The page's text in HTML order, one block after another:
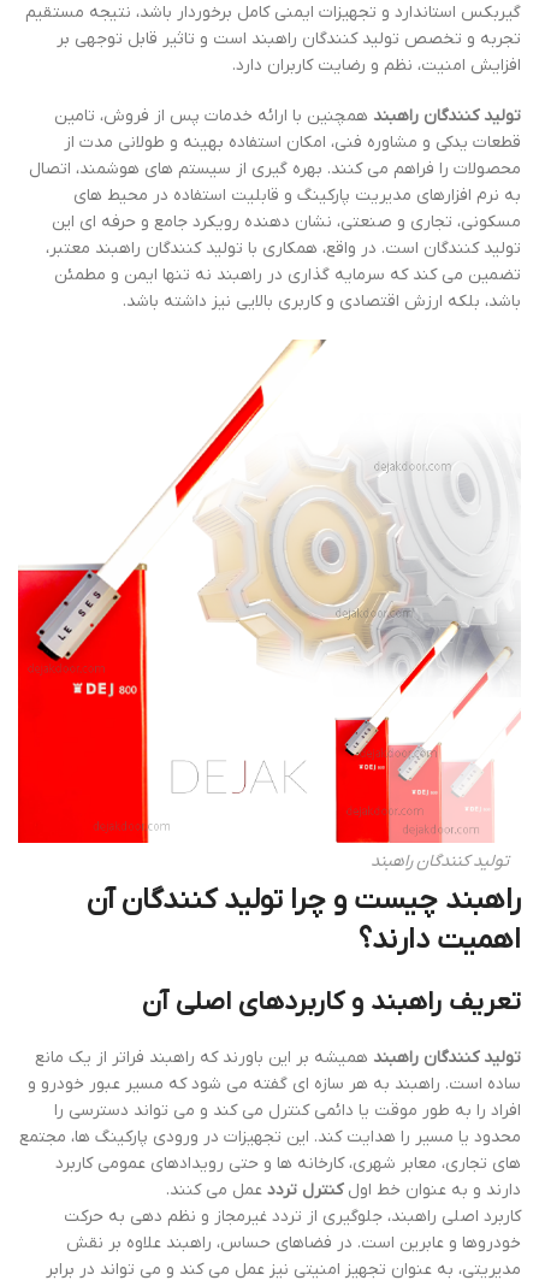
گیربکس استاندارد و تجهیزات ایمنی کامل برخوردار باشد، نتیجه مستقیم
تجربه و تخصص تولید کنندگان راهبند است و تاثیر قابل توجهی بر
افزایش امنیت، نظم و رضایت کاربران دارد.
تولید کنندگان راهبند همچنین با ارائه خدمات پس از فروش، تامین
قطعات یدکی و مشاوره فنی، امکان استفاده بهینه و طولانی مدت از
محصولات را فراهم می کنند. بهره گیری از سیستم های هوشمند، اتصال
به نرم افزارهای مدیریت پارکینگ و قابلیت استفاده در محیط های
مسکونی، تجاری و صنعتی، نشان دهنده رویکرد جامع و حرفه ای این
تولید کنندگان است. در واقع، همکاری با تولید کنندگان راهبند معتبر،
تضمین می کند که سرمایه گذاری در راهبند نه تنها ایمن و مطمئن
باشد، بلکه ارزش اقتصادی و کاربری بالایی نیز داشته باشد.
تولید کنندگان راهبند
راهبند چیست و چرا تولید کنندگان آن
اهمیت دارند؟
تعریف راهبند و کاربردهای اصلی آن
تولید کنندگان راهبند همیشه بر این باورند که راهبند فراتر از یک مانع
ساده است. راهبند به هر سازه ای گفته می شود که مسیر عبور خودرو و
افراد را به طور موقت یا دائمی کنترل می کند و می تواند دسترسی را
محدود یا مسیر را هدایت کند. این تجهیزات در ورودی پارکینگ ها، مجتمع
های تجاری، معابر شهری، کارخانه ها و حتی رویدادهای عمومی کاربرد
دارند و به عنوان خط اولکنترل تردد عمل می کنند.
کاربرد اصلی راهبند، جلوگیری از تردد غیرمجاز و نظم دهی به حرکت
خودروها و عابرین است. در فضاهای حساس، راهبند علاوه بر نقش
مدیریتی، به عنوان تجهیز امنیتی نیز عمل می کند و می تواند در برابر